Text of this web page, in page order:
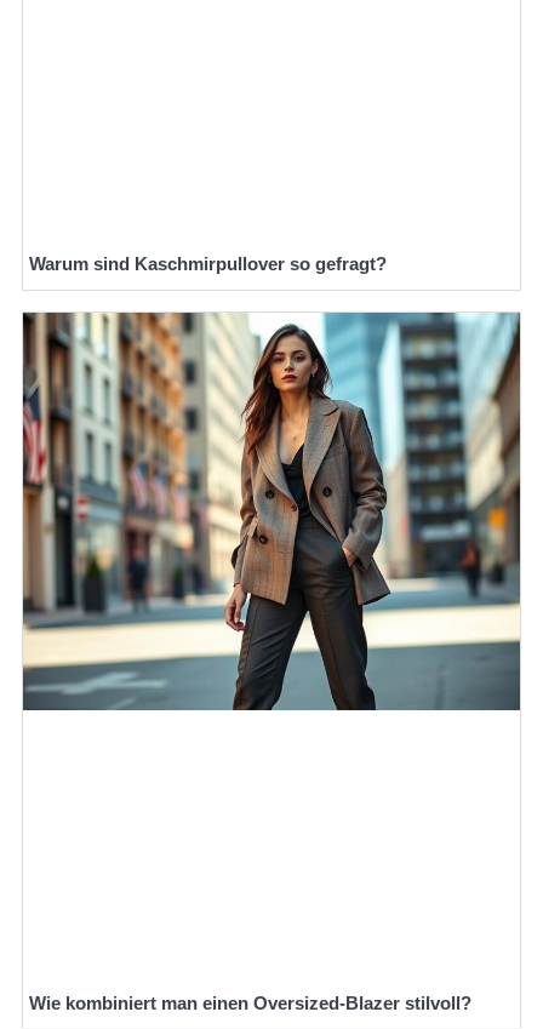
Warum sind Kaschmirpullover so gefragt?
Wie kombiniert man einen Oversized-Blazer stilvoll?